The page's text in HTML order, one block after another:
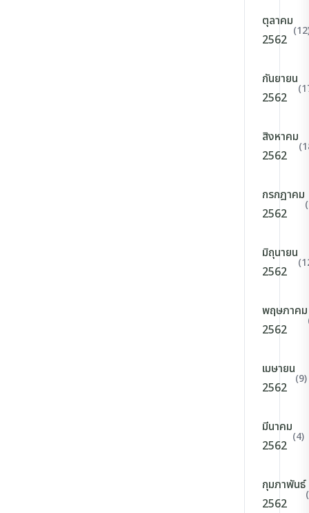
ตุลาคม
2562
กันยายน
2562
สิงหาคม
2562
กรกฎาคม
2562
มิถุนายน
2562
พฤษภาคม
2562
เมษายน
2562
(9)
มีนาคม
2562
(4)
กุมภาพันธ์
2562